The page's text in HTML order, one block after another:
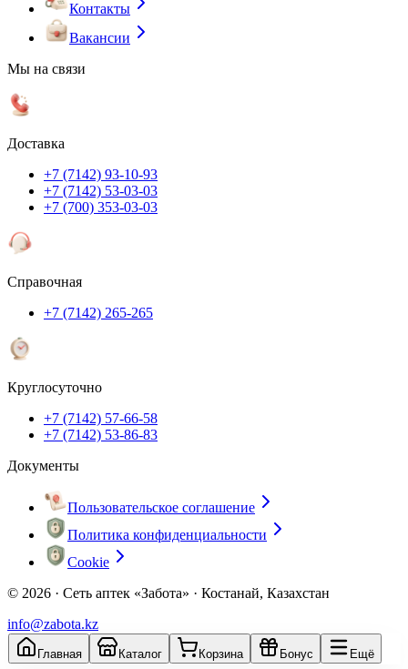
Контакты
Вакансии
Мы на связи
Доставка
+7 (7142) 93-10-93
+7 (7142) 53-03-03
+7 (700) 353-03-03
Справочная
+7 (7142) 265-265
Круглосуточно
+7 (7142) 57-66-58
+7 (7142) 53-86-83
Документы
Пользовательское соглашение
Политика конфиденциальности
Cookie
© 2026 · Сеть аптек «Забота» · Костанай, Казахстан
info@zabota.kz
Главная Каталог Корзина Бонус Ещё